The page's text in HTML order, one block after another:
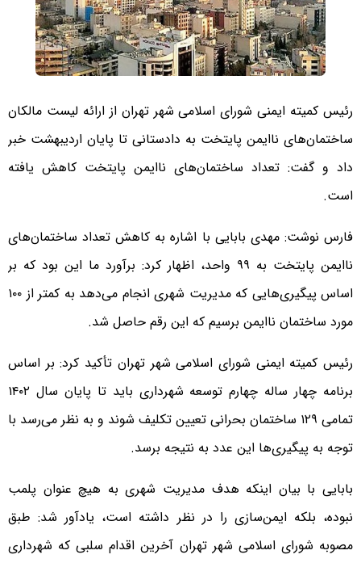
رئیس کمیته ایمنی شورای اسلامی شهر تهران از ارائه لیست مالکان
ساختمان‌های ناایمن پایتخت به دادستانی تا پایان اردیبهشت خبر
داد و گفت: تعداد ساختمان‌های ناایمن پایتخت کاهش یافته
است.
فارس نوشت: مهدی بابایی با اشاره به کاهش تعداد ساختمان‌های
ناایمن پایتخت به ۹۹ واحد، اظهار کرد: برآورد ما این بود که بر
اساس پیگیری‌هایی که مدیریت شهری انجام می‌دهد به کمتر از ۱۰۰
مورد ساختمان ناایمن برسیم که این رقم حاصل شد.
رئیس کمیته ایمنی شورای اسلامی شهر تهران تأکید کرد: بر اساس
برنامه چهار ساله چهارم توسعه شهرداری باید تا پایان سال ۱۴۰۲
تمامی ۱۲۹ ساختمان بحرانی تعیین تکلیف شوند و به نظر می‌رسد با
توجه به پیگیری‌ها این عدد به نتیجه برسد.
بابایی با بیان اینکه هدف مدیریت شهری به هیچ عنوان پلمب
نبوده، بلکه ایمن‌سازی را در نظر داشته است، یادآور شد: طبق
مصوبه شورای اسلامی شهر تهران آخرین اقدام سلبی که شهرداری